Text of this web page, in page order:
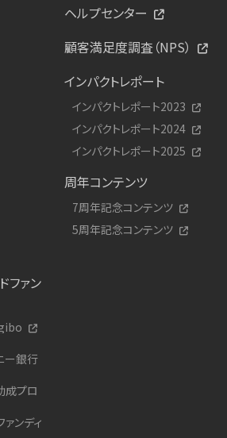
ヘルプセンター
顧客満足度調査（NPS）
インパクトレポート
インパクトレポート2023
インパクトレポート2024
インパクトレポート2025
周年コンテンツ
7周年記念コンテンツ
5周年記念コンテンツ
ファン
ー銀行
成プロ
ァンディ